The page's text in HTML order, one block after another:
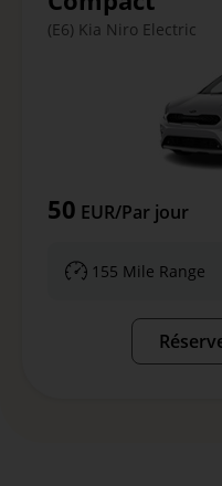
(E6) Kia Niro Electric
50 EUR/Par jour
155 Mile Range